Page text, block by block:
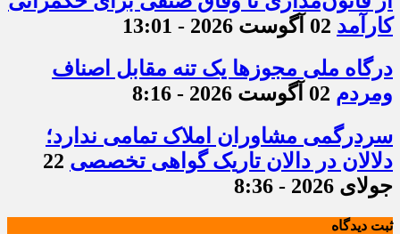
کارآمد 02 آگوست 2026 - 13:01
درگاه ملی مجوزها یک تنه مقابل اصناف
ومردم 02 آگوست 2026 - 8:16
سردرگمی مشاوران املاک تمامی ندارد؛
دلالان در دالان تاریک گواهی تخصصی 22
جولای 2026 - 8:36
ثبت دیدگاه